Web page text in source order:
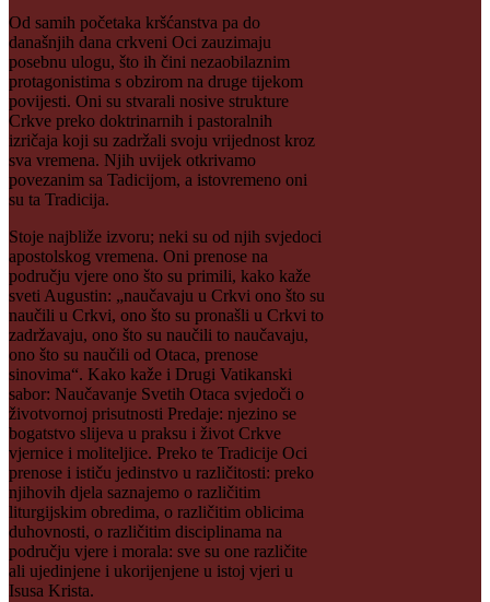
Od samih početaka kršćanstva pa do
današnjih dana crkveni Oci zauzimaju
posebnu ulogu, što ih čini nezaobilaznim
protagonistima s obzirom na druge tijekom
povijesti. Oni su stvarali nosive strukture
Crkve preko doktrinarnih i pastoralnih
izričaja koji su zadržali svoju vrijednost kroz
sva vremena. Njih uvijek otkrivamo
povezanim sa Tadicijom, a istovremeno oni
su ta Tradicija.
Stoje najbliže izvoru; neki su od njih svjedoci
apostolskog vremena. Oni prenose na
području vjere ono što su primili, kako kaže
sveti Augustin: „naučavaju u Crkvi ono što su
naučili u Crkvi, ono što su pronašli u Crkvi to
zadržavaju, ono što su naučili to naučavaju,
ono što su naučili od Otaca, prenose
sinovima“. Kako kaže i Drugi Vatikanski
sabor: Naučavanje Svetih Otaca svjedoči o
životvornoj prisutnosti Predaje: njezino se
bogatstvo slijeva u praksu i život Crkve
vjernice i moliteljice. Preko te Tradicije Oci
prenose i ističu jedinstvo u različitosti: preko
njihovih djela saznajemo o različitim
liturgijskim obredima, o različitim oblicima
duhovnosti, o različitim disciplinama na
području vjere i morala: sve su one različite
ali ujedinjene i ukorijenjene u istoj vjeri u
Isusa Krista.